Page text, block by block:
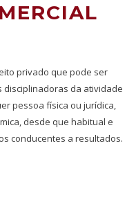
privado que pode ser
disciplinadoras da atividade
pessoa física ou jurídica,
desde que habitual e
conducentes a resultados.